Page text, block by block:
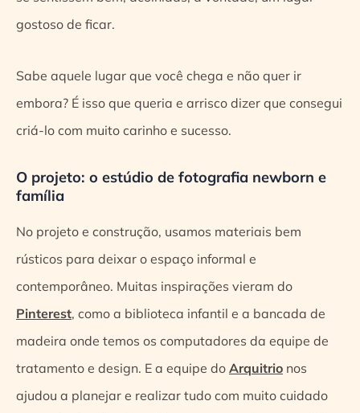
gostoso de ficar.
Sabe aquele lugar que você chega e não quer ir
embora? É isso que queria e arrisco dizer que consegui
criá-lo com muito carinho e sucesso.
O projeto: o estúdio de fotografia newborn e
família
No projeto e construção, usamos materiais bem
rústicos para deixar o espaço informal e
contemporâneo. Muitas inspirações vieram do
Pinterest, como a biblioteca infantil e a bancada de
madeira onde temos os computadores da equipe de
tratamento e design. E a equipe do Arquitrio nos
ajudou a planejar e realizar tudo com muito cuidado